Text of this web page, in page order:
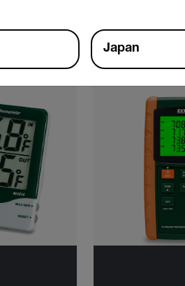
Japan